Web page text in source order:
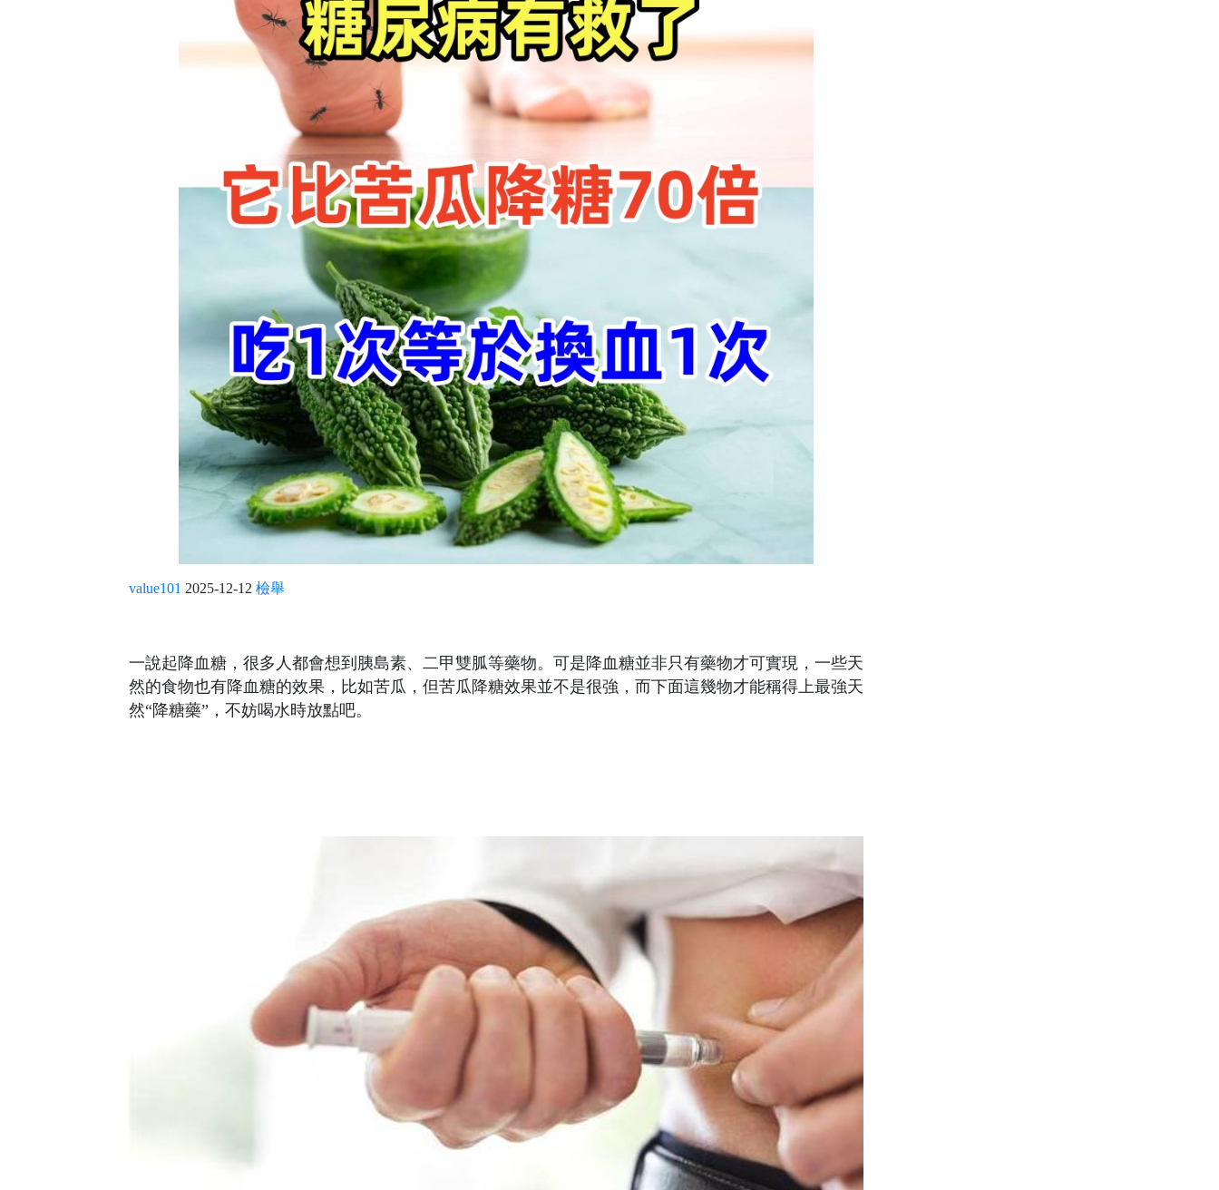
value101 2025-12-12 檢舉
一說起降血糖，很多人都會想到胰島素、二甲雙胍等藥物。可是降血糖並非只有藥物才可實現，一些天
然的食物也有降血糖的效果，比如苦瓜，但苦瓜降糖效果並不是很強，而下面這幾物才能稱得上最強天
然“降糖藥”，不妨喝水時放點吧。